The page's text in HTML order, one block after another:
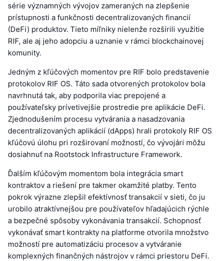
série významných vývojov zameraných na zlepšenie
prístupnosti a funkčnosti decentralizovaných financií
(DeFi) produktov. Tieto míľniky nielenže rozšírili využitie
RIF, ale aj jeho adopciu a uznanie v rámci blockchainovej
komunity.
Jedným z kľúčových momentov pre RIF bolo predstavenie
protokolov RIF OS. Táto sada otvorených protokolov bola
navrhnutá tak, aby podporila viac prepojené a
používateľsky prívetivejšie prostredie pre aplikácie DeFi.
Zjednodušením procesu vytvárania a nasadzovania
decentralizovaných aplikácií (dApps) hrali protokoly RIF OS
kľúčovú úlohu pri rozširovaní možností, čo vývojári môžu
dosiahnuť na Rootstock Infrastructure Framework.
Ďalším kľúčovým momentom bola integrácia smart
kontraktov a riešení pre takmer okamžité platby. Tento
pokrok výrazne zlepšil efektívnosť transakcií v sieti, čo ju
urobilo atraktívnejšou pre používateľov hľadajúcich rýchle
a bezpečné spôsoby vykonávania transakcií. Schopnosť
vykonávať smart kontrakty na platforme otvorila množstvo
možností pre automatizáciu procesov a vytváranie
komplexných finančných nástrojov v rámci priestoru DeFi.